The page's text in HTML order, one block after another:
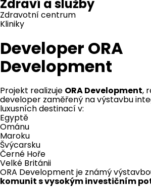
Zdraví a služby
Zdravotní centrum
Kliniky
Developer ORA
Development
Projekt realizuje ORA Development,
developer zaměřený na výstavbu
luxusních destinací v:
Egyptě
Ománu
Maroku
Švýcarsku
Černé Hoře
Velké Británii
ORA Development je známý
komunit s vysokým investičním